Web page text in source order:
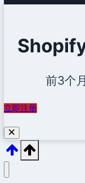
前3个
立即注册